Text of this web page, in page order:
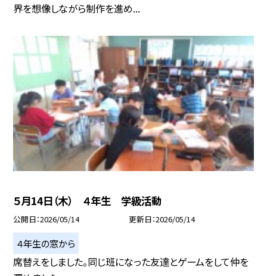
界を想像しながら制作を進め...
５月14日（木） ４年生 学級活動
公開日 2026/05/14 更新日 2026/05/14
４年生の窓から
席替えをしました。同じ班になった友達とゲームをして仲を